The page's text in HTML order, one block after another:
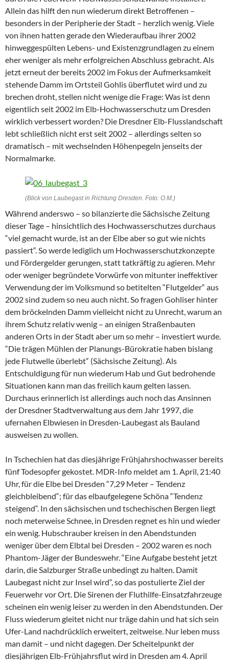
Allein das hilft den nun wiederum direkt Betroffenen –
besonders in der Peripherie der Stadt – herzlich wenig. Viele
von ihnen hatten gerade den Wiederaufbau ihrer 2002
hinweggespülten Lebens- und Existenzgrundlagen zu einem
eher weniger als mehr erfolgreichen Abschluss gebracht. Als
jetzt erneut der bereits 2002 im Fokus der Aufmerksamkeit
stehende Damm im Ortsteil Gohlis überflutet wird und zu
brechen droht, stellen nicht wenige die Frage: Was ist denn
eigentlich seit 2002 im Elb-Hochwasserschutz um Dresden
wirklich verbessert worden? Die Dresdner Elb-Flusslandschaft
lebt schließlich nicht erst seit 2002 – allerdings selten so
dramatisch – mit wechselnden Höhenpegeln jenseits der
Normalmarke.
(Blick von Laubegast in Richtung Dresden. Foto: O.M.)
Während anderswo – so bilanzierte die Sächsische Zeitung
dieser Tage – hinsichtlich des Hochwasserschutzes durchaus
“viel gemacht wurde, ist an der Elbe aber so gut wie nichts
passiert“. So werde lediglich um Hochwasserschutzkonzepte
und Fördergelder gerungen, statt tatkräftig zu agieren. Mehr
oder weniger begründete Vorwürfe von mitunter ineffektiver
Verwendung der im Volksmund so betitelten “Flutgelder“ aus
2002 sind zudem so neu auch nicht. So fragen Gohliser hinter
dem bröckelnden Damm vielleicht nicht zu Unrecht, warum an
ihrem Schutz relativ wenig – an einigen Straßenbauten
anderen Orts in der Stadt aber um so mehr – investiert wurde.
“Die trägen Mühlen der Planungs-Bürokratie haben bislang
jede Flutwelle überlebt“ (Sächsische Zeitung). Als
Entschuldigung für nun wiederum Hab und Gut bedrohende
Situationen kann man das freilich kaum gelten lassen.
Durchaus erinnerlich ist allerdings auch noch das Ansinnen
der Dresdner Stadtverwaltung aus dem Jahr 1997, die
ufernahen Elbwiesen in Dresden-Laubegast als Bauland
ausweisen zu wollen.
In Tschechien hat das diesjährige Frühjahrshochwasser bereits
fünf Todesopfer gekostet. MDR-Info meldet am 1. April, 21:40
Uhr, für die Elbe bei Dresden “7,29 Meter – Tendenz
gleichbleibend“; für das elbaufgelegene Schöna “Tendenz
steigend“. In den sächsischen und tschechischen Bergen liegt
noch meterweise Schnee, in Dresden regnet es hin und wieder
ein wenig. Hubschrauber kreisen in den Abendstunden
weniger über dem Elbtal bei Dresden – 2002 waren es noch
Phantom-Jäger der Bundeswehr. “Eine Aufgabe besteht jetzt
darin, die Salzburger Straße unbedingt zu halten. Damit
Laubegast nicht zur Insel wird“, so das postulierte Ziel der
Feuerwehr vor Ort. Die Sirenen der Fluthilfe-Einsatzfahrzeuge
scheinen ein wenig leiser zu werden in den Abendstunden. Der
Fluss wiederum gleitet nicht nur träge dahin und hat sich sein
Ufer-Land nachdrücklich erweitert, zeitweise. Nur leben muss
man damit – und nicht dagegen. Der Scheitelpunkt der
diesjährigen Elb-Frühjahrsflut wird in Dresden am 4. April